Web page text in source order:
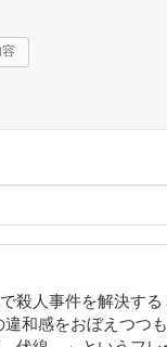
殺人事件を解決す
和感をおぼえつつ